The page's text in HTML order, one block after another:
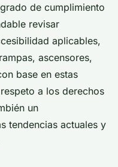
de cumplimiento
revisar
aplicables,
ascensores,
base en estas
a los derechos
un
tendencias actuales y